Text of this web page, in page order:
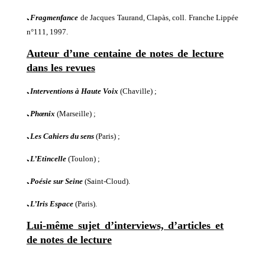
ﹳ Fragmenfance de Jacques Taurand, Clapàs, coll. Franche Lippée
n°111, 1997.
Auteur d’une centaine denotes de lecture
dans les revues
ﹳ Interventions à Haute Voix (Chaville) ;
ﹳ Phœnix (Marseille) ;
ﹳ Les Cahiers du sens (Paris) ;
ﹳ L’Etincelle (Toulon) ;
ﹳ Poésie sur Seine (Saint-Cloud).
ﹳ L’Iris Espace(Paris).
Lui-même sujet d’interviews, d’articles et
de notes de lecture